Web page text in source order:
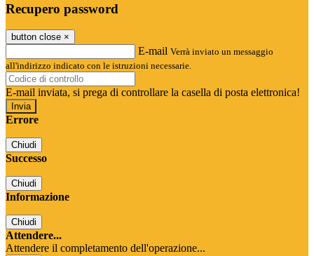
Recupero password
button close ×
E-mail Verrà inviato un messaggio
all'indirizzo indicato con le istruzioni necessarie.
E-mail inviata, si prega di controllare la casella di posta elettronica!
Errore
Chiudi
Successo
Chiudi
Informazione
Chiudi
Attendere...
Attendere il completamento dell'operazione...